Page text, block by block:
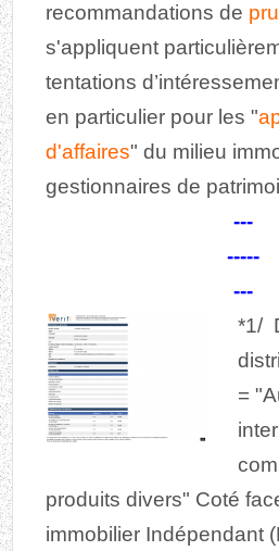
recommandations de
s'appliquent
tentations
en particulier pour les "
d'affaires" du milieu
gestionnaires de
---
-----
---
*1/
= "
produits divers" Coté
immobilier Indépendant